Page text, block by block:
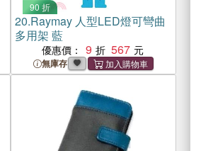
90 折
20.Raymay 人型LED燈可彎曲
多用架 藍
優惠價： 9 567
無庫存